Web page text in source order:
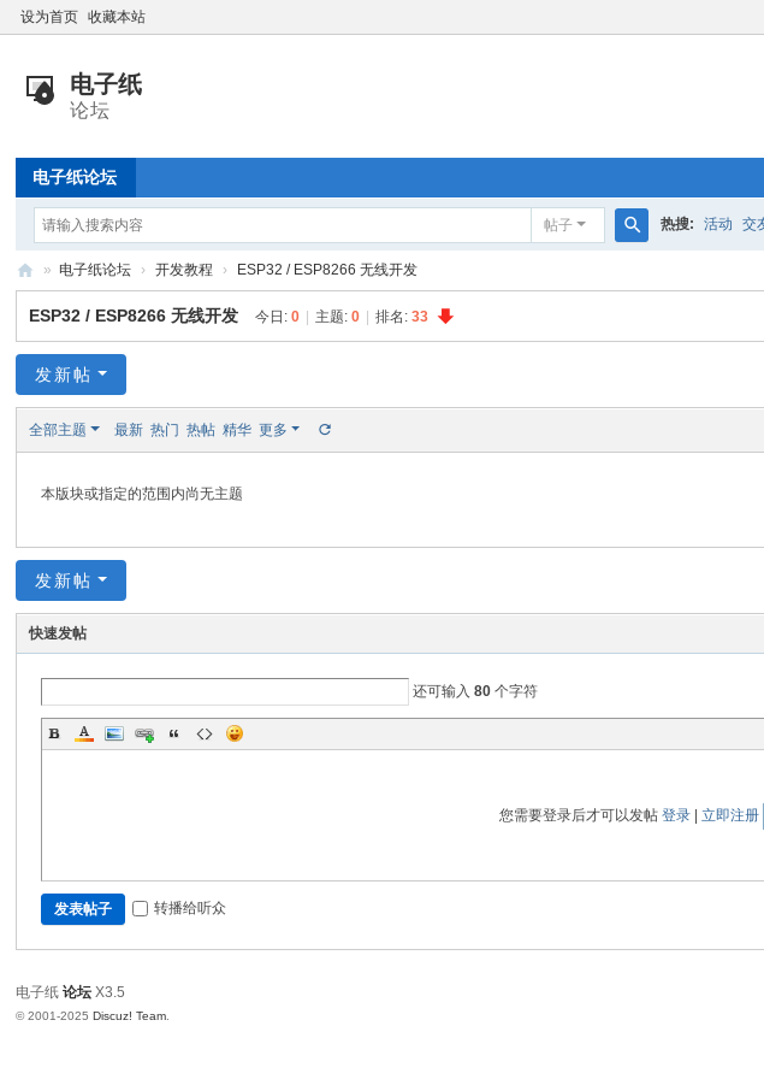
设为首页 收藏本站
电子纸论坛
帖子
索
热搜: 活动 交
子
技
论
坛
电
子
、
» 电子纸论坛 › 开发教程 › ESP32 / ESP8266 无线开发
ESP32 / ESP8266 无线开发 今日:0 主题:0 排名:33
发新帖
全部主题 最新 热门 热帖 精华 更多
本版块或指定的范围内尚无主题
发新帖
快速发帖
还可输入80 个字符
您需要登录后才可以发帖登录 |立即注册
发表帖子 转播给听众
电子纸论坛 X3.5
© 2001-2025Discuz! Team